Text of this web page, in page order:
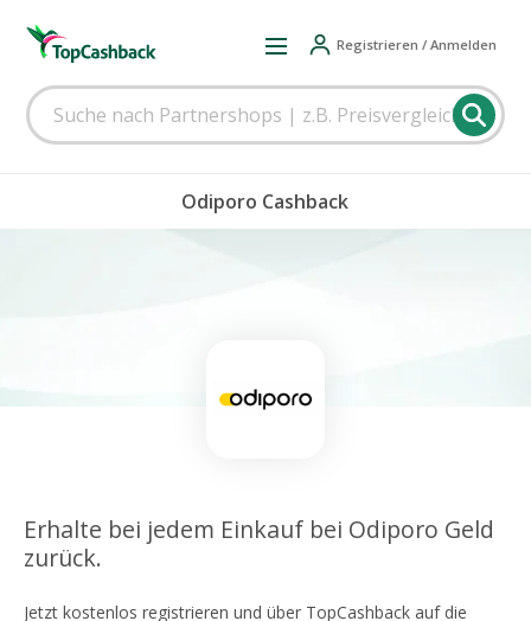
Registrieren / Anmelden
Odiporo Cashback
Erhalte bei jedem Einkauf bei Odiporo Geld
zurück.
Jetzt kostenlos registrieren und über TopCashback auf die